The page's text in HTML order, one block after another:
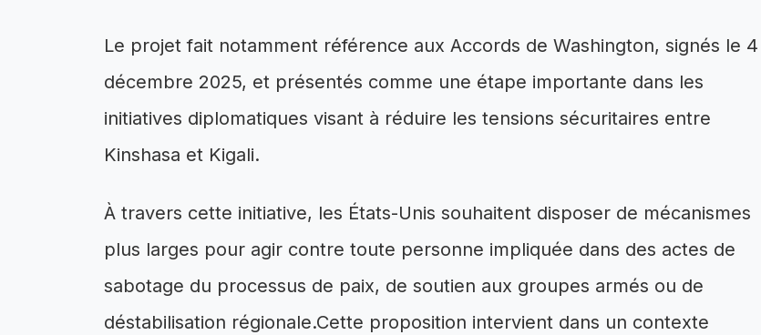
Le projet fait notamment référence aux Accords de Washington, signés le 4
décembre 2025, et présentés comme une étape importante dans les
initiatives diplomatiques visant à réduire les tensions sécuritaires entre
Kinshasa et Kigali.
À travers cette initiative, les États-Unis souhaitent disposer de mécanismes
plus larges pour agir contre toute personne impliquée dans des actes de
sabotage du processus de paix, de soutien aux groupes armés ou de
déstabilisation régionale.Cette proposition intervient dans un contexte